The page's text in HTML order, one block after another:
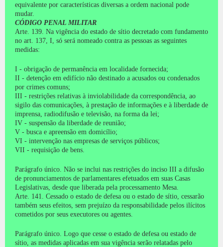
equivalente por características diversas a ordem nacional pode
mudar.
CÓDIGO PENAL MILITAR
Arte. 139. Na vigência do estado de sítio decretado com fundamento
no art. 137, I, só será nomeado contra as pessoas as seguintes
medidas:
I - obrigação de permanência em localidade fornecida;
II - detenção em edifício não destinado a acusados ​​ou condenados
por crimes comuns;
III - restrições relativas à inviolabilidade da correspondência, ao
sigilo das comunicações, à prestação de informações e à liberdade de
imprensa, radiodifusão e televisão, na forma da lei;
IV - suspensão da liberdade de reunião;
V - busca e apreensão em domicílio;
VI - intervenção nas empresas de serviços públicos;
VII - requisição de bens.
Parágrafo único. Não se inclui nas restrições do inciso III a difusão
de pronunciamentos de parlamentares efetuados em suas Casas
Legislativas, desde que liberada pela processamento Mesa.
Arte. 141. Cessado o estado de defesa ou o estado de sítio, cessarão
também seus efeitos, sem prejuízo da responsabilidade pelos ilícitos
cometidos por seus executores ou agentes.
Parágrafo único. Logo que cesse o estado de defesa ou estado de
sítio, as medidas aplicadas em sua vigência serão relatadas pelo